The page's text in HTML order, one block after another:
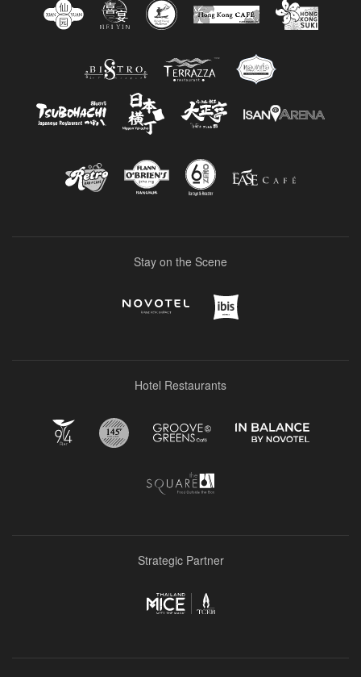
Stay on the Scene
Hotel Restaurants
Strategic Partner